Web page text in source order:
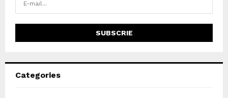
Categories